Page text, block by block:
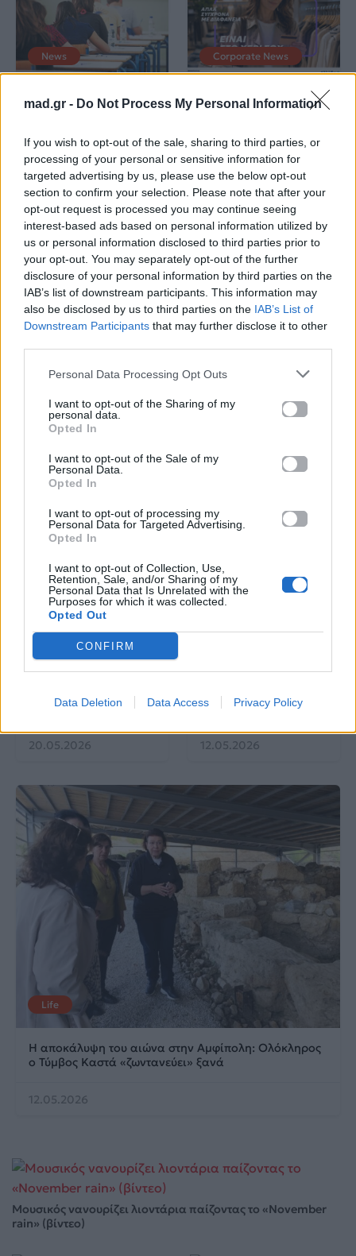
mad.gr - Do Not Process My Personal Information
If you wish to opt-out of the sale, sharing to third parties, or
processing of your personal or sensitive information for
targeted advertising by us, please use the below opt-out
section to confirm your selection. Please note that after your
opt-out request is processed you may continue seeing
interest-based ads based on personal information utilized by
us or personal information disclosed to third parties prior to
your opt-out. You may separately opt-out of the further
disclosure of your personal information by third parties on the
IAB’s list of downstream participants. This information may
also be disclosed by us to third parties on the IAB’s List of
Downstream Participants that may further disclose it to other
Personal Data Processing Opt Outs
I want to opt-out of the Sharing of my
personal data.
Opted In
I want to opt-out of the Sale of my
Personal Data.
Opted In
I want to opt-out of processing my
Personal Data for Targeted Advertising.
Opted In
I want to opt-out of Collection, Use,
Retention, Sale, and/or Sharing of my
Personal Data that Is Unrelated with the
Purposes for which it was collected.
Opted Out
CONFIRM
Data Deletion Data Access Privacy Policy
News
Πανελλαδικές 2026:
Στην κορυφή των
Λαρισαία Ιωάννα
Παπακώστα με 19.780
μόρια
26.06.2026
Corporate News
Μία κάρτα για όλες τις
προνοιακές παροχές!
26.06.2026
Πού να μην
κολυμπήσεις στην
Αττική: Οι 29
ακατάλληλες παραλίες
25.06.2026
AKTOR: Δίπλα στους
νέους επιστήμονες με
το πρόγραμμα
EUROVISION
ΕΡΤ: Εντυπωσιακή
20.05.2026
Go out
Οδηγός ασφαλούς
μετακίνησης
12.05.2026
Life
Η αποκάλυψη του αιώνα στην Αμφίπολη: Ολόκληρος
ο Τύμβος Καστά «ζωντανεύει» ξανά
12.05.2026
Μουσικός νανουρίζει λιοντάρια παίζοντας το «November
rain» (βίντεο)